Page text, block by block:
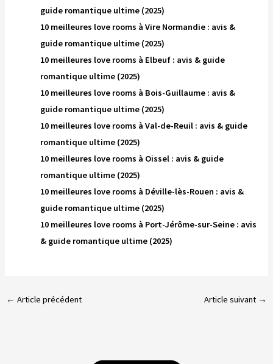
guide romantique ultime (2025)
10 meilleures love rooms à Vire Normandie : avis &
guide romantique ultime (2025)
10 meilleures love rooms à Elbeuf : avis & guide
romantique ultime (2025)
10 meilleures love rooms à Bois-Guillaume : avis &
guide romantique ultime (2025)
10 meilleures love rooms à Val-de-Reuil : avis & guide
romantique ultime (2025)
10 meilleures love rooms à Oissel : avis & guide
romantique ultime (2025)
10 meilleures love rooms à Déville-lès-Rouen : avis &
guide romantique ultime (2025)
10 meilleures love rooms à Port-Jérôme-sur-Seine : avis
& guide romantique ultime (2025)
← Article précédent Article suivant →